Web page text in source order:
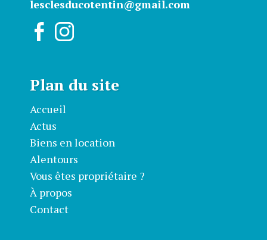
lesclesducotentin@gmail.com
Plan du site
Accueil
Actus
Biens en location
Alentours
Vous êtes propriétaire ?
À propos
Contact